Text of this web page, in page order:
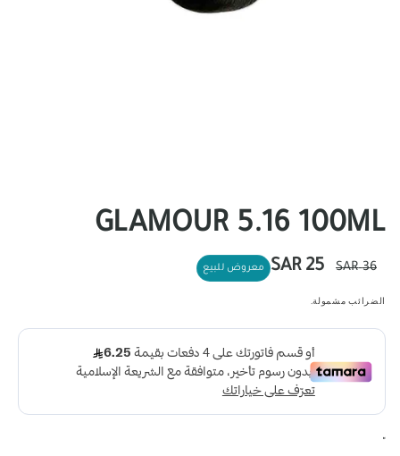
GLAMOUR 5.16 100ML
سعر
36 SAR
سعر
25 SAR معروض للبيع
الضرائب مشمولة.